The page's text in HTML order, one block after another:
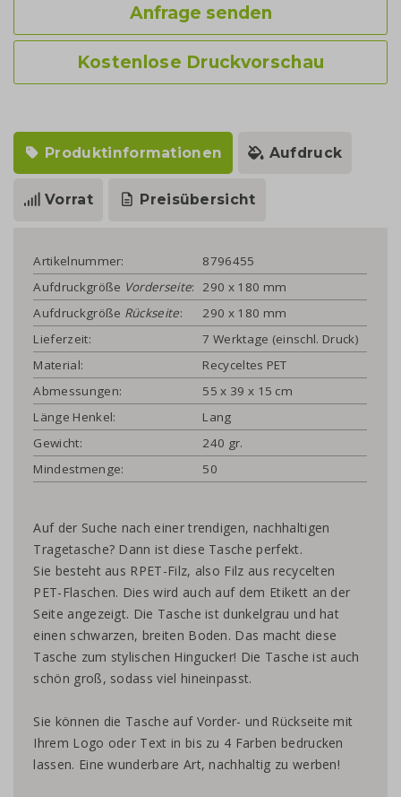
Anfrage senden
Kostenlose Druckvorschau
Produktinformationen Aufdruck
Vorrat Preisübersicht
Artikelnummer:
8796455
Aufdruckgröße Vorderseite:
290 x 180 mm
Aufdruckgröße Rückseite:
290 x 180 mm
Lieferzeit:
7 Werktage (einschl. Druck)
Material:
Recyceltes PET
Abmessungen:
55 x 39 x 15 cm
Länge Henkel:
Lang
Gewicht:
240 gr.
Mindestmenge:
50
Auf der Suche nach einer trendigen, nachhaltigen
Tragetasche? Dann ist diese Tasche perfekt.
Sie besteht aus RPET-Filz, also Filz aus recycelten
PET-Flaschen. Dies wird auch auf dem Etikett an der
Seite angezeigt. Die Tasche ist dunkelgrau und hat
einen schwarzen, breiten Boden. Das macht diese
Tasche zum stylischen Hingucker! Die Tasche ist auch
schön groß, sodass viel hineinpasst.
Sie können die Tasche auf Vorder- und Rückseite mit
Ihrem Logo oder Text in bis zu 4 Farben bedrucken
lassen. Eine wunderbare Art, nachhaltig zu werben!